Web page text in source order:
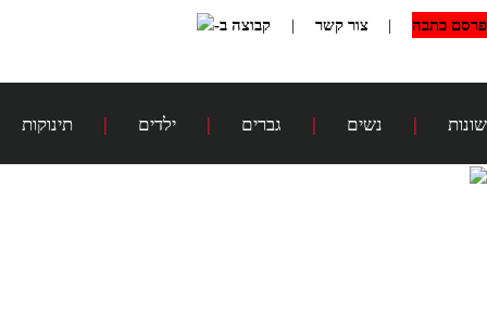
פרסם כתבה | צור קשר | קבוצה ב-
שונות | נשים | גברים | ילדים | תינוקות